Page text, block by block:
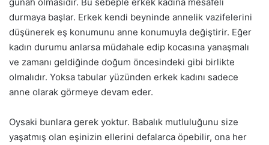
durmaya başlar. Erkek kendi beyninde annelik vazifelerini
düşünerek eş konumunu anne konumuyla değiştirir. Eğer
kadın durumu anlarsa müdahale edip kocasına yanaşmalı
ve zamanı geldiğinde doğum öncesindeki gibi birlikte
olmalıdır. Yoksa tabular yüzünden erkek kadını sadece
anne olarak görmeye devam eder.
Oysaki bunlara gerek yoktur. Babalık mutluluğunu size
yaşatmış olan eşinizin ellerini defalarca öpebilir, ona her